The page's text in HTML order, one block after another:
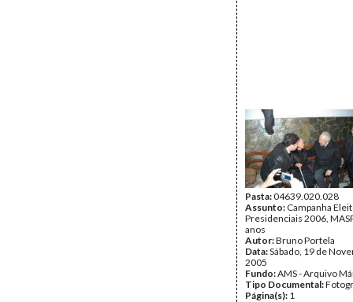
Pasta:04639.020.028
Assunto: Campanha
Presidenciais 2006,
anos
Autor:Bruno Portela
Data:Sábado, 19 de
2005
Fundo:AMS - Arquivo
Tipo Documental:
Página(s): 1